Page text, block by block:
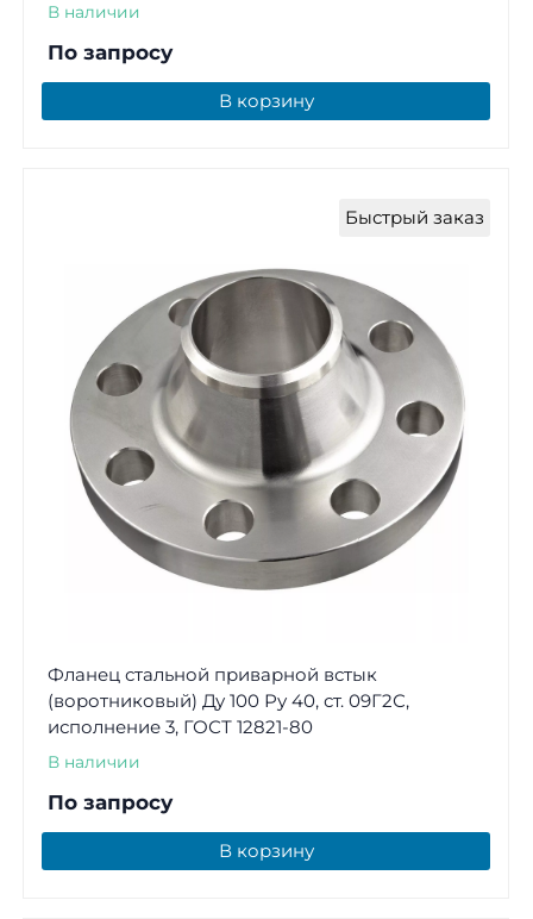
В наличии
По запросу
В корзину
Быстрый заказ
Фланец стальной приварной встык
(воротниковый) Ду 100 Ру 40, ст. 09Г2С,
исполнение 3, ГОСТ 12821-80
В наличии
По запросу
В корзину